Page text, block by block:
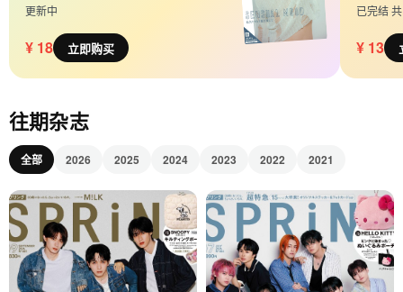
更新中
¥ 18 立即购买
已完结
¥ 13
往期杂志
全部 2026 2025 2024 2023 2022 2021